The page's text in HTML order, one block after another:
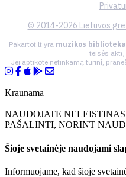
© 2014-2026 Lietuvos
Pakartot.lt yra muzikos biblioteka
teisės
Jei aptikote netinkamą turinį,
Kraunama
NAUDOJATE
PAŠALINTI, NORINT
Šioje svetainėje naudojami
Informuojame, kad šioje